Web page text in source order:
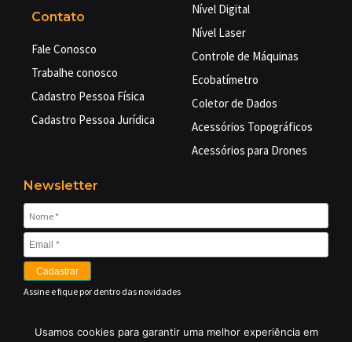
Contato
Fale Conosco
Trabalhe conosco
Cadastro Pessoa Física
Cadastro Pessoa Jurídica
Nível Digital
Nível Laser
Controle de Máquinas
Ecobatímetro
Coletor de Dados
Acessórios Topográficos
Acessórios para Drones
Newsletter
Cadastrar
Assine e fique por dentro das novidades
©2026 EMBRATOP GEO TECNOLOGIAS LTDA – Equipamentos
Usamos cookies para garantir uma melhor experiência em